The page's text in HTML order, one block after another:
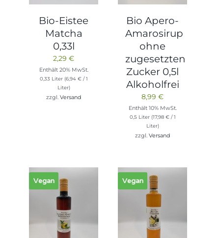
Bio-Eistee
Matcha
0,33l
2,29€
Enthält 20% MwSt.
0,33 Liter (6,94 €/ 1
Liter)
zzgl.Versand
Bio Apero-
Amarosirup
ohne
zugesetzten
Zucker 0,5l
Alkoholfrei
8,99€
Enthält 10% MwSt.
0,5 Liter (17,98 €/ 1
Liter)
zzgl.Versand
Vegan Vegan